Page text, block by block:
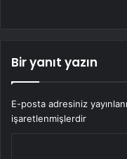
Bir yanıt yazın
E-posta adresiniz
işaretlenmişlerdir